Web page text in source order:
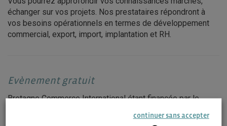
échanger sur vos projets. Nos prestataires répondront à
vos besoins opérationnels en termes de développement
commercial, export, import, implantation et RH.
Evènement gratuit
Bretagne Commerce International étant financée par le
de la région Bretagne, les réunions d’information,
continuer sans accepter